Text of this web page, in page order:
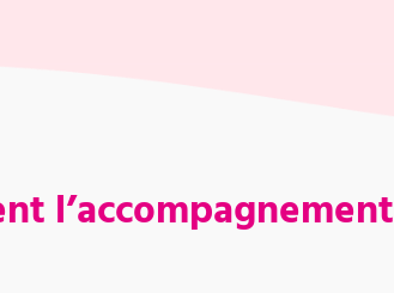
l’accompagnement